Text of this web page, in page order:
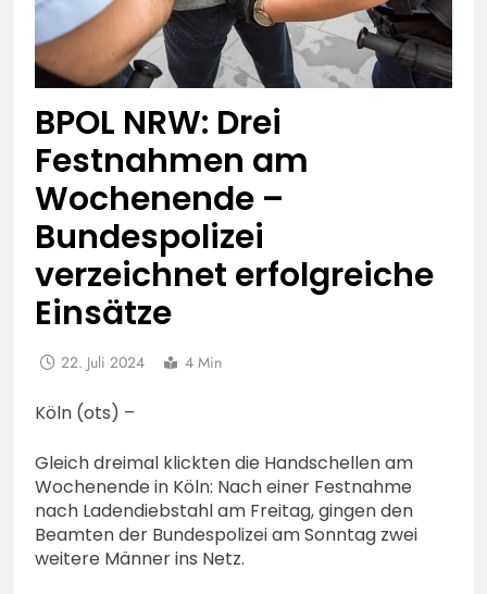
BPOL NRW: Drei
Festnahmen am
Wochenende –
Bundespolizei
verzeichnet erfolgreiche
Einsätze
22. Juli 2024 4 Min
Köln (ots) –
Gleich dreimal klickten die Handschellen am
Wochenende in Köln: Nach einer Festnahme
nach Ladendiebstahl am Freitag, gingen den
Beamten der Bundespolizei am Sonntag zwei
weitere Männer ins Netz.